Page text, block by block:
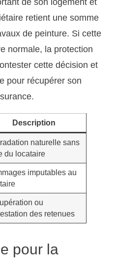
de son logement et
retient une somme
de peinture. Si cette
normale, la protection
cette décision et
pour récupérer son
Description
naturelle sans
du locataire
imputables au
ou
des retenues
pour la